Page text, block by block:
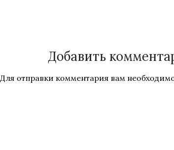
Добавить
Для отправки комментария вам